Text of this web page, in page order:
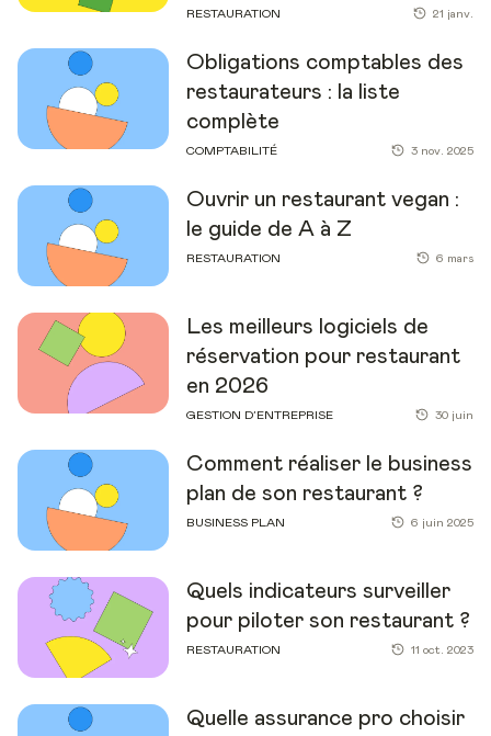
RESTAURATION 21 janv.
Obligations comptables des
restaurateurs : la liste
complète
COMPTABILITÉ 3 nov. 2025
Ouvrir un restaurant vegan :
le guide de A à Z
RESTAURATION 6 mars
Les meilleurs logiciels de
réservation pour restaurant
en 2026
GESTION D’ENTREPRISE 30 juin
Comment réaliser le business
plan de son restaurant ?
BUSINESS PLAN 6 juin 2025
Quels indicateurs surveiller
pour piloter son restaurant ?
RESTAURATION 11 oct. 2023
Quelle assurance pro choisir